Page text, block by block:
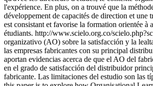
l'expérience. En plus, on a trouvé que la
développement de capacités de direction et
est consistant et favorise la formation orientée à
étudiants. http://www.scielo.org.co/
organizativo (AO) sobre la satisfacción y la
las empresas fabricantes con su principal
aportan evidencias acerca de que el AO del
en el grado de satisfacción del distribuidor
fabricante. Las limitaciones del estudio son las